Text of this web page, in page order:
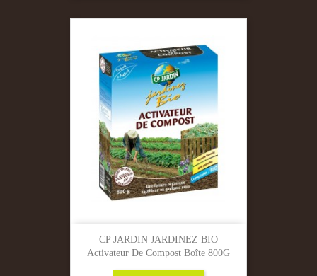
CP JARDIN JARDINEZ BIO
Activateur De Compost Boîte 800G